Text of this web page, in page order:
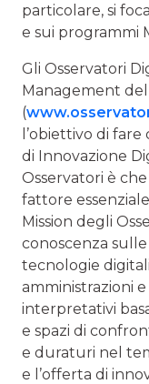
particolare, si
e sui programmi
Gli Osservatori
Management
(
l’obiettivo di
di Innovazione
Osservatori è
fattore
Mission degli
conoscenza
tecnologie
amministrazioni
interpretativi
e spazi di
e duraturi nel
e l’offerta di